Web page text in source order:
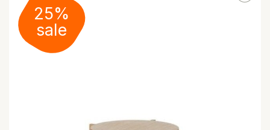
25%
sale